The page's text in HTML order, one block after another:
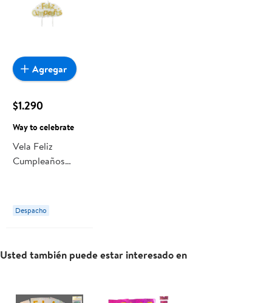
$1.290
Way to celebrate
Vela Feliz
Cumpleaños
Despacho
Agregar
Usted también puede estar interesado en